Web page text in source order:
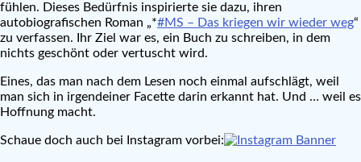
fühlen. Dieses Bedürfnis inspirierte sie dazu, ihren
autobiografischen Roman „*#MS – Das kriegen wir wieder weg“
zu verfassen. Ihr Ziel war es, ein Buch zu schreiben, in dem
nichts geschönt oder vertuscht wird.
Eines, das man nach dem Lesen noch einmal aufschlägt, weil
man sich in irgendeiner Facette darin erkannt hat. Und … weil es
Hoffnung macht.
Schaue doch auch bei Instagram vorbei: